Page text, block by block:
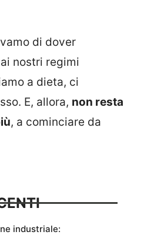
di dover
nostri regimi
a dieta, ci
E, allora, non resta
, a cominciare da
industriale: